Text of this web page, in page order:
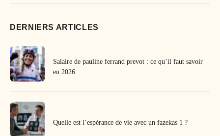
DERNIERS ARTICLES
Salaire de pauline ferrand prevot : ce qu’il faut savoir
en 2026
Quelle est l’espérance de vie avec un fazekas 1 ?